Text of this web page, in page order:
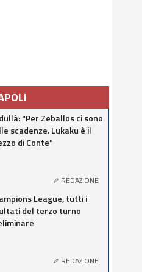
"Per Zeballos ci sono
scadenze. Lukaku è il
di Conte"
REDAZIONE
League, tutti i
del terzo turno
REDAZIONE